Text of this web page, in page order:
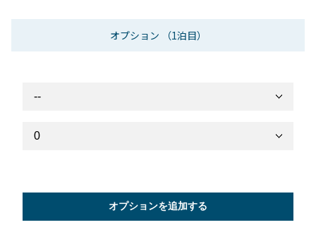
オプション （1泊目）
オプションを追加する